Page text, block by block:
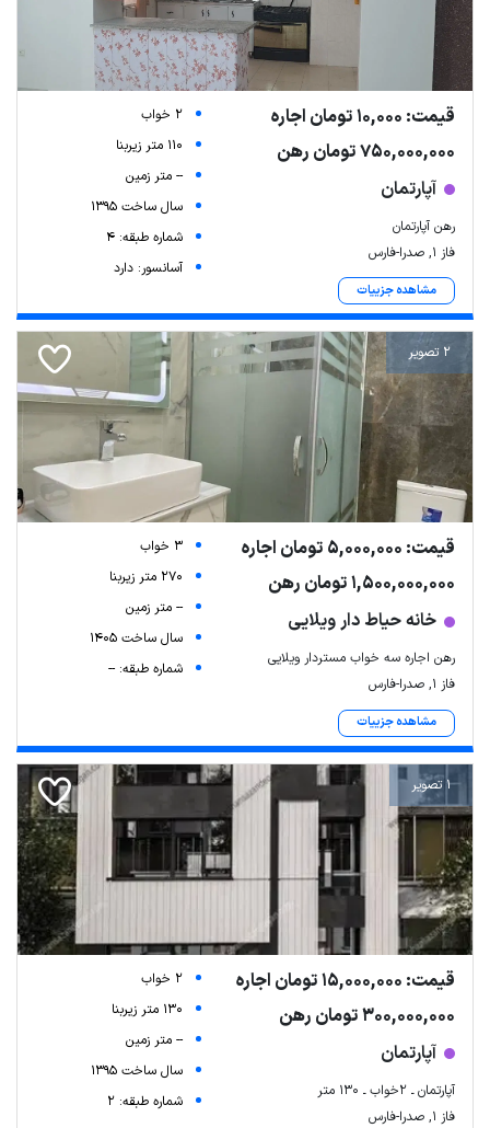
قیمت: 10,000 تومان اجاره
750,000,000 تومان رهن
آپارتمان
رهن آپارتمان
فاز ۱, صدرا-فارس
مشاهده جزییات
2 خواب
110 متر زیربنا
-- متر زمین
سال ساخت 1395
شماره طبقه: 4
آسانسور: دارد
2 تصویر
قیمت: 5,000,000 تومان اجاره
1,500,000,000 تومان رهن
خانه حیاط دار ویلایی
رهن اجاره سه خواب مستردار ویلایی
فاز ۱, صدرا-فارس
مشاهده جزییات
3 خواب
270 متر زیربنا
-- متر زمین
سال ساخت 1405
شماره طبقه: --
1 تصویر
قیمت: 15,000,000 تومان اجاره
300,000,000 تومان رهن
آپارتمان
آپارتمان ـ ۲خواب ـ ۱۳۰ متر
فاز ۱, صدرا-فارس
2 خواب
130 متر زیربنا
-- متر زمین
سال ساخت 1395
شماره طبقه: 2